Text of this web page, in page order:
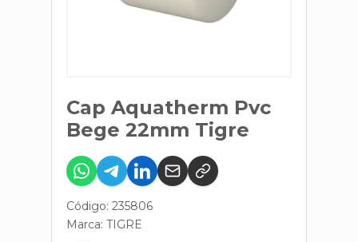
Cap Aquatherm Pvc
Bege 22mm Tigre
Código: 235806
Marca: TIGRE